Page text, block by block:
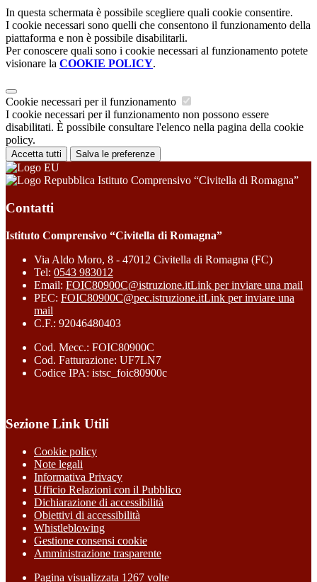
In questa schermata è possibile scegliere quali cookie consentire.
I cookie necessari sono quelli che consentono il funzionamento della
piattaforma e non è possibile disabilitarli.
Per conoscere quali sono i cookie necessari al funzionamento potete
visionare la COOKIE POLICY.
Cookie necessari per il funzionamento
I cookie necessari per il funzionamento non possono essere
disabilitati. È possibile consultare l'elenco nella pagina della cookie
policy.
Accetta tutti Salva le preferenze
Istituto Comprensivo “Civitella di Romagna”
Contatti
Istituto Comprensivo “Civitella di Romagna”
Via Aldo Moro, 8 - 47012 Civitella di Romagna (FC)
Tel: 0543 983012
Email: FOIC80900C@istruzione.itLink per inviare una mail
PEC: FOIC80900C@pec.istruzione.itLink per inviare una
mail
C.F.: 92046480403
Cod. Mecc.: FOIC80900C
Cod. Fatturazione: UF7LN7
Codice IPA: istsc_foic80900c
Sezione Link Utili
Cookie policy
Note legali
Informativa Privacy
Ufficio Relazioni con il Pubblico
Dichiarazione di accessibilità
Obiettivi di accessibilità
Whistleblowing
Gestione consensi cookie
Amministrazione trasparente
Pagina visualizzata 1267 volte